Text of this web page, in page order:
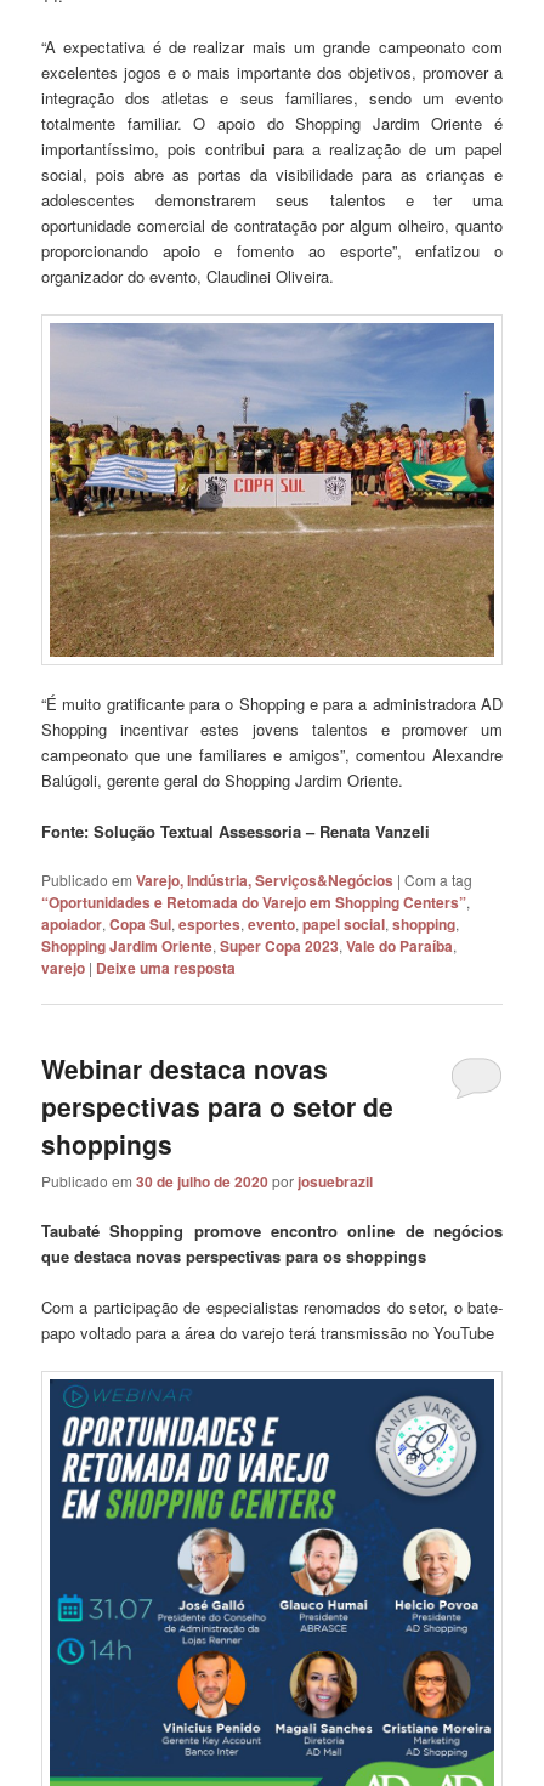
“A expectativa é de realizar mais um grande campeonato com
excelentes jogos e o mais importante dos objetivos, promover a
integração dos atletas e seus familiares, sendo um evento
totalmente familiar. O apoio do Shopping Jardim Oriente é
importantíssimo, pois contribui para a realização de um papel
social, pois abre as portas da visibilidade para as crianças e
adolescentes demonstrarem seus talentos e ter uma
oportunidade comercial de contratação por algum olheiro, quanto
proporcionando apoio e fomento ao esporte”, enfatizou o
organizador do evento, Claudinei Oliveira.
“É muito gratificante para o Shopping e para a administradora AD
Shopping incentivar estes jovens talentos e promover um
campeonato que une familiares e amigos”, comentou Alexandre
Balúgoli, gerente geral do Shopping Jardim Oriente.
Fonte: Solução Textual Assessoria – Renata Vanzeli
Publicado em Varejo, Indústria, Serviços&Negócios |Com a tag
“Oportunidades e Retomada do Varejo em Shopping Centers”,
apoiador,Copa Sul,esportes,evento,papel social,shopping,
Shopping Jardim Oriente,Super Copa 2023,Vale do Paraíba,
varejo | Deixe uma resposta
Webinar destaca novas
perspectivas para o setor de
shoppings
Publicado em30 de julho de 2020porjosuebrazil
Taubaté Shopping promove encontro online de negócios
que destaca novas perspectivas para os shoppings
Com a participação de especialistas renomados do setor, o bate-
papo voltado para a área do varejo terá transmissão no YouTube